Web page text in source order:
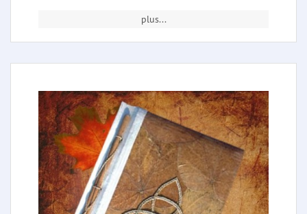
plus...